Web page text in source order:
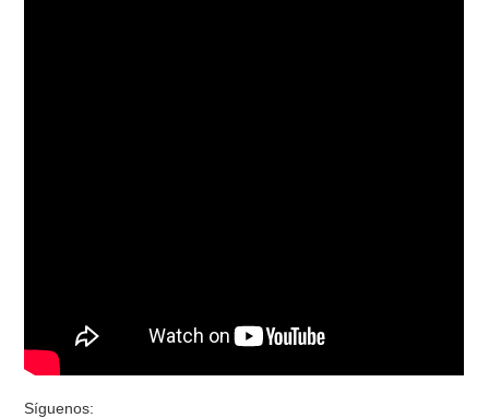
Síguenos: